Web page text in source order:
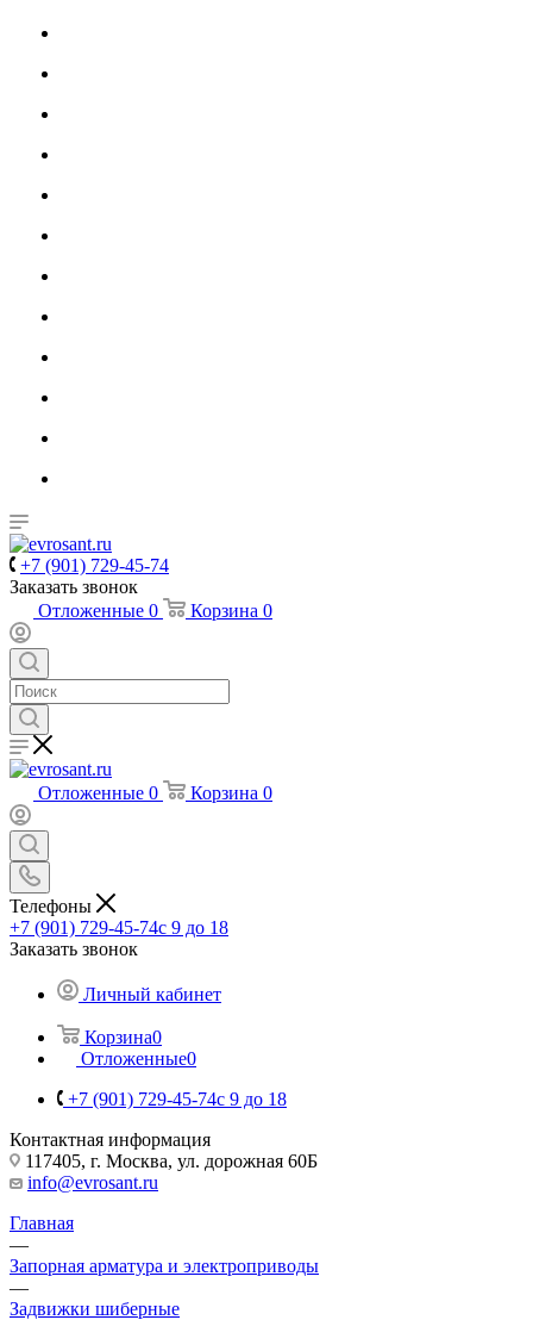
+7 (901) 729-45-74
Заказать звонок
Отложенные 0 Корзина 0
Отложенные 0 Корзина 0
Телефоны
+7 (901) 729-45-74c 9 до 18
Заказать звонок
Личный кабинет
Корзина0
Отложенные0
+7 (901) 729-45-74c 9 до 18
Контактная информация
117405, г. Москва, ул. дорожная 60Б
info@evrosant.ru
Главная
—
Запорная арматура и электроприводы
—
Задвижки шиберные